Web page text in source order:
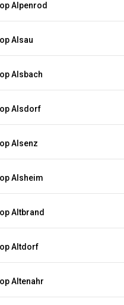
Alpenrod
Alsau
Alsbach
Alsdorf
Alsenz
Alsheim
Altbrand
Altdorf
Altenahr